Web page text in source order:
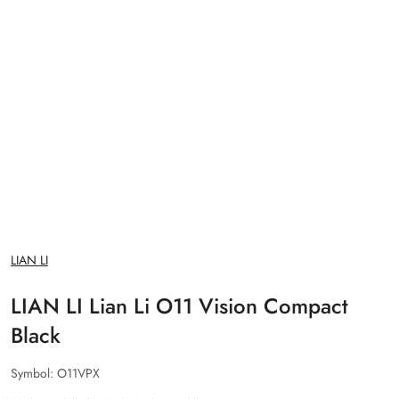
NAZWA
PRODUCENTA:
LIAN LI
LIAN LI Lian Li O11 Vision Compact
Black
Symbol: O11VPX